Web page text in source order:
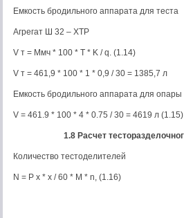
Емкость бродильного аппарата для теста
Агрегат Ш 32 – ХТР
V т = Mмч * 100 * T * K / q. (1.14)
V т = 461,9 * 100 * 1 * 0,9 / 30 = 1385,7 л
Емкость бродильного аппарата для опары
V = 461.9 * 100 * 4 * 0.75 / 30 = 4619 л (1.15)
1.8 Расчет
Количество тестоделителей
N = P x * x / 60 * M * n, (1.16)